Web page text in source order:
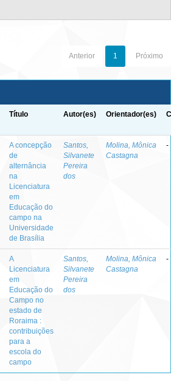
Anterior 1 Próximo
Título Autor(es) Orientador(es)
A concepção
de
alternância
na
Licenciatura
em
Educação do
campo na
Universidade
de Brasília
Santos,
Silvanete
Pereira
dos
Molina, Mônica
Castagna
-
A
Licenciatura
em
Educação do
Campo no
estado de
Roraima :
contribuições
para a
escola do
campo
Santos,
Silvanete
Pereira
dos
Molina, Mônica
Castagna
-